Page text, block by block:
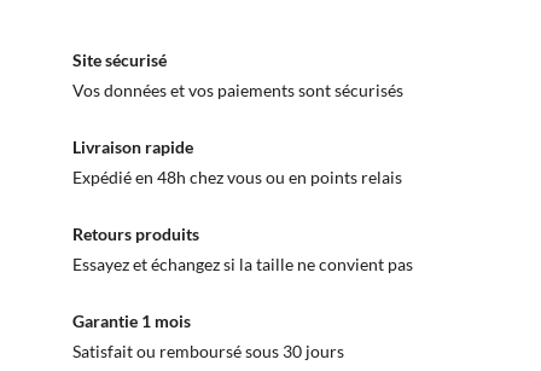
Site sécurisé
Vos données et vos paiements sont sécurisés
Livraison rapide
Expédié en 48h chez vous ou en points relais
Retours produits
Essayez et échangez si la taille ne convient pas
Garantie 1 mois
Satisfait ou remboursé sous 30 jours